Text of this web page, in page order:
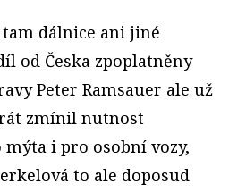
dálnice ani jiné
od Česka zpoplatněny
Peter Ramsauer ale už
zmínil nutnost
i pro osobní vozy,
to ale doposud